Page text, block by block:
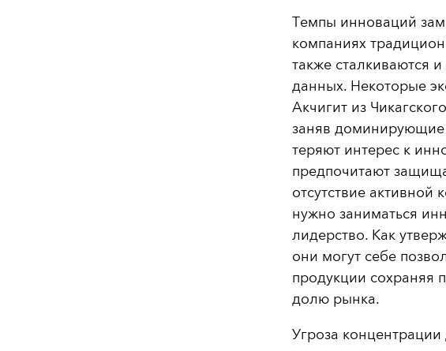
Темпы инноваций
компаниях
также
данных. Некоторые
Акчигит из
заняв
теряют интерес к
предпочитают
отсутствие
нужно заниматься
лидерство. Как
они могут себе
продукции сохраняя
долю рынка.
Угроза